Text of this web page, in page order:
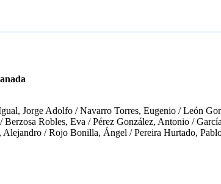
Jorge Adolfo / Navarro Torres, Eugenio / León
Robles, Eva / Pérez González, Antonio /
/ Rojo Bonilla, Ángel / Pereira Hurtado,